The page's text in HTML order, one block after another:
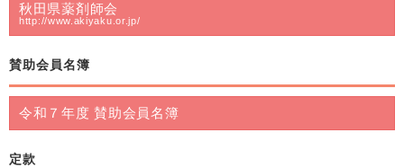
秋田県薬剤師会
http://www.akiyaku.or.jp/
賛助会員名簿
令和７年度 賛助会員名簿
定款